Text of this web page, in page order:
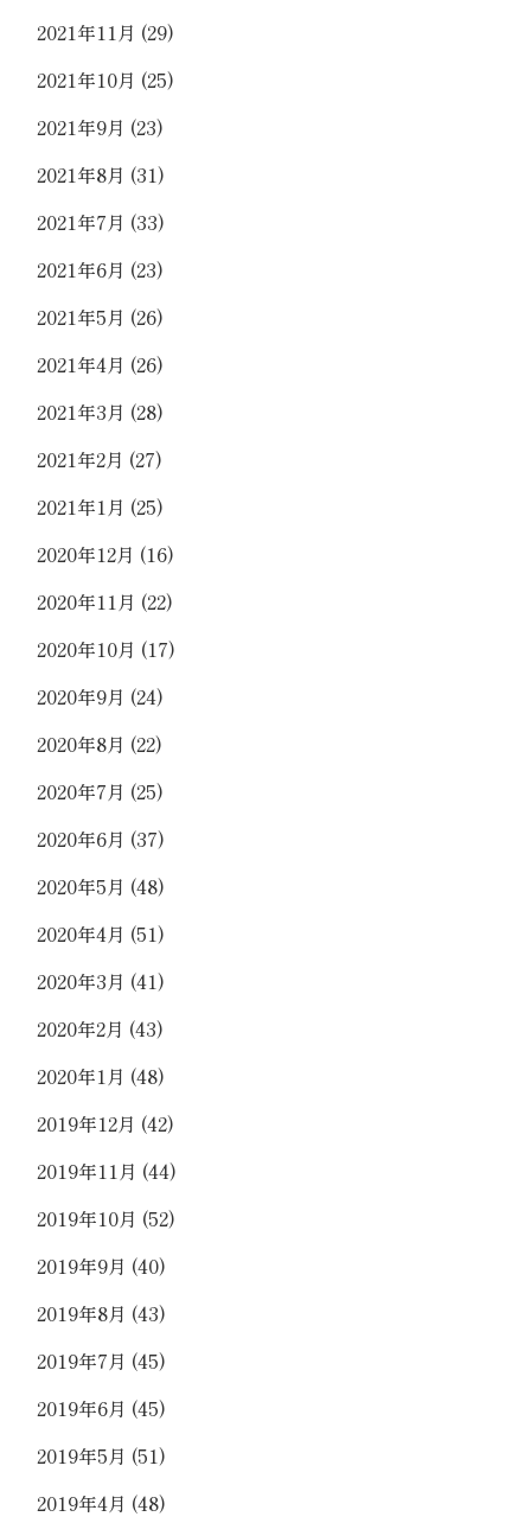
2021年11月 (29)
2021年10月 (25)
2021年9月 (23)
2021年8月 (31)
2021年7月 (33)
2021年6月 (23)
2021年5月 (26)
2021年4月 (26)
2021年3月 (28)
2021年2月 (27)
2021年1月 (25)
2020年12月 (16)
2020年11月 (22)
2020年10月 (17)
2020年9月 (24)
2020年8月 (22)
2020年7月 (25)
2020年6月 (37)
2020年5月 (48)
2020年4月 (51)
2020年3月 (41)
2020年2月 (43)
2020年1月 (48)
2019年12月 (42)
2019年11月 (44)
2019年10月 (52)
2019年9月 (40)
2019年8月 (43)
2019年7月 (45)
2019年6月 (45)
2019年5月 (51)
2019年4月 (48)